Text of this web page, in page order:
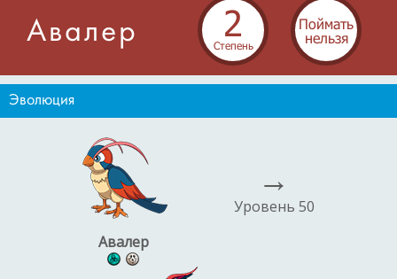
Авалер 2
Cтепень
Поймать
нельзя
Эволюция
Авалер
→
Уровень 50